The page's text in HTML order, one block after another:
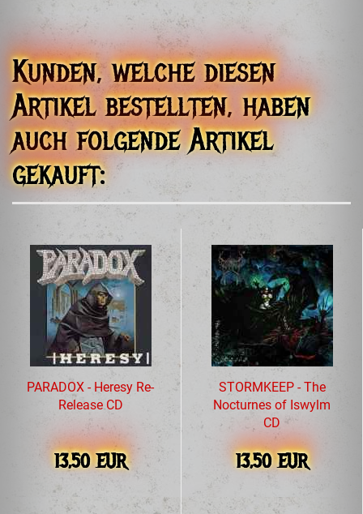
bruni@profoundlorerecords.com
EU Verantwortliche Person
MerchCare GmbH
Schulstr. 11
73084 Salach
Tel. +49 7162 30 50 815
david@merchcare.de
Kunden, welche diesen
Artikel bestellten, haben
auch folgende Artikel
gekauft:
PARADOX - Heresy Re-
Release CD
13,50 EUR
STORMKEEP - The
Nocturnes of Iswylm
CD
13,50 EUR